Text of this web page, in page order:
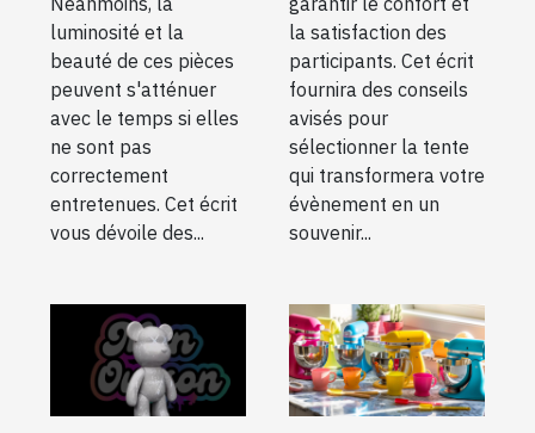
luminosité et la
beauté de ces pièces
peuvent s'atténuer
avec le temps si elles
ne sont pas
correctement
entretenues. Cet écrit
vous dévoile des...
la satisfaction des
participants. Cet écrit
fournira des conseils
avisés pour
sélectionner la tente
qui transformera votre
évènement en un
souvenir...